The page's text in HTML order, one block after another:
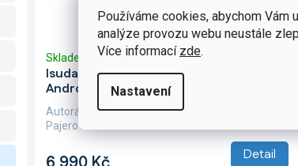
Používáme cookies, abychom
analýze provozu webu neustále
Více informací zde.
Nastavení
Isudar 2DIN autorádio T68B-IEV43
Android, Mitsubishi Pajero IV
Skladem (1 ks)
Detail
Autorádio Isudar T68B-IEV43 pro Mitsubishi
Pajero IV Vás dostane do nové...